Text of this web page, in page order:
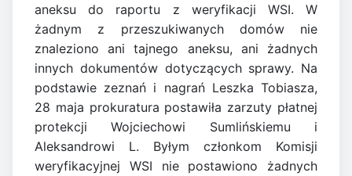
aneksu do raportu z weryfikacji WSI. W
żadnym z przeszukiwanych domów nie
znaleziono ani tajnego aneksu, ani żadnych
innych dokumentów dotyczących sprawy. Na
podstawie zeznań i nagrań Leszka Tobiasza,
28 maja prokuratura postawiła zarzuty płatnej
protekcji Wojciechowi Sumlińskiemu i
Aleksandrowi L. Byłym członkom Komisji
weryfikacyjnej WSI nie postawiono żadnych